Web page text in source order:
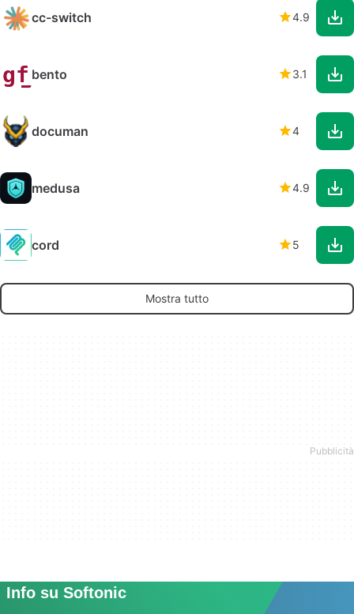
cc-switch 4.9
bento 3.1
documan 4
medusa 4.9
cord 5
Mostra tutto
Info su Softonic